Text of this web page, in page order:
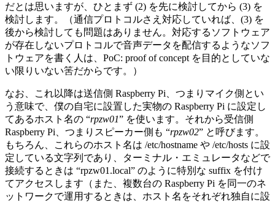
だとは思いますが、ひとまず (2) を先に検討してから (3) を
検討します。（通信プロトコルさえ対応していれば、(3) を
後から検討しても問題はありません。対応するソフトウェア
が存在しないプロトコルで音声データを配信するようなソフ
トウェアを書く人は、PoC: proof of concept を目的としていな
い限りいない筈だからです。）
なお、これ以降は送信側 Raspberry Pi、つまりマイク側とい
う意味で、僕の自宅に設置した実物の Raspberry Pi に設定し
てあるホスト名の “rpzw01” を使います。それから受信側
Raspberry Pi、つまりスピーカー側も “rpzw02” と呼びます。
もちろん、これらのホスト名は /etc/hostname や /etc/hosts に設
定している文字列であり、ターミナル・エミュレータなどで
接続するときは “rpzw01.local” のように特別な suffix を付け
てアクセスします（また、複数台の Raspberry Pi を同一のネ
ットワークで運用するときは、ホスト名をそれぞれ独自に設